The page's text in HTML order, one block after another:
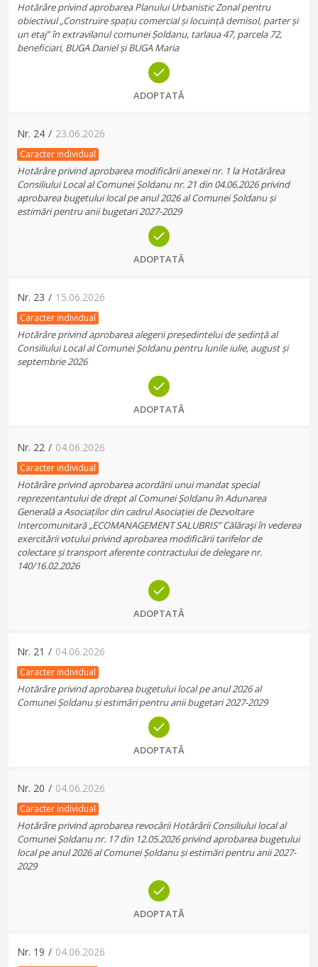
Hotărâre privind aprobarea Planului Urbanistic Zonal pentru
obiectivul „Construire spațiu comercial și locuință demisol, parter și
un etaj” în extravilanul comunei Șoldanu, tarlaua 47, parcela 72,
beneficiari, BUGA Daniel și BUGA Maria
ADOPTATĂ
Nr. 24 / 23.06.2026
Caracter individual
Hotărâre privind aprobarea modificării anexei nr. 1 la Hotărârea
Consiliului Local al Comunei Șoldanu nr. 21 din 04.06.2026 privind
aprobarea bugetului local pe anul 2026 al Comunei Șoldanu și
estimări pentru anii bugetari 2027-2029
ADOPTATĂ
Nr. 23 / 15.06.2026
Caracter individual
Hotărâre privind aprobarea alegerii președintelui de ședință al
Consiliului Local al Comunei Șoldanu pentru lunile iulie, august și
septembrie 2026
ADOPTATĂ
Nr. 22 / 04.06.2026
Caracter individual
Hotărâre privind aprobarea acordării unui mandat special
reprezentantului de drept al Comunei Șoldanu în Adunarea
Generală a Asociaților din cadrul Asociației de Dezvoltare
Intercomunitară „ECOMANAGEMENT SALUBRIS” Călăraşi în vederea
exercitării votului privind aprobarea modificării tarifelor de
colectare și transport aferente contractului de delegare nr.
140/16.02.2026
ADOPTATĂ
Nr. 21 / 04.06.2026
Caracter individual
Hotărâre privind aprobarea bugetului local pe anul 2026 al
Comunei Șoldanu și estimări pentru anii bugetari 2027-2029
ADOPTATĂ
Nr. 20 / 04.06.2026
Caracter individual
Hotărâre privind aprobarea revocării Hotărârii Consiliului local al
Comunei Șoldanu nr. 17 din 12.05.2026 privind aprobarea bugetului
local pe anul 2026 al Comunei Șoldanu și estimări pentru anii 2027-
2029
ADOPTATĂ
Nr. 19 / 04.06.2026